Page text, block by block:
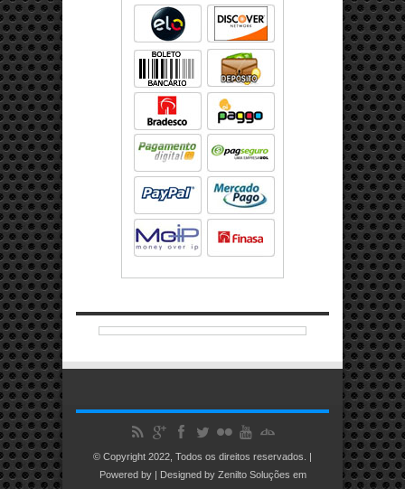
© Copyright 2022, Todos os direitos reservados. |
Powered by | Designed by Zenilto Soluções em